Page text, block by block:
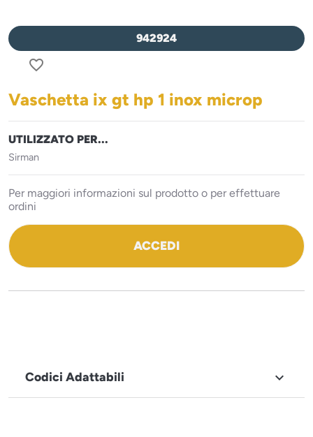
942924
favorite_border
Vaschetta ix gt hp 1 inox microp
UTILIZZATO PER...
Sirman
Per maggiori informazioni sul prodotto o per effettuare
ordini
ACCEDI
Codici Adattabili 